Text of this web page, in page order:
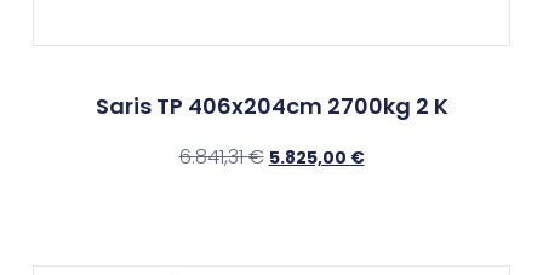
Saris TP 406x204cm 2700kg 2 K
6.841,31€ 5.825,00 €